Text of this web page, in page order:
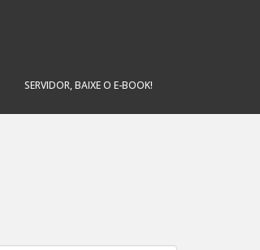
SERVIDOR, BAIXE O E-BOOK!